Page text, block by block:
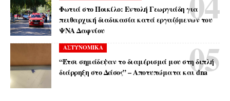
Φωτιά στο Ποικίλο: Εντολή Γεωργιάδη για
πειθαρχική διαδικασία κατά εργαζόμενων του
ΨΝΑ Δαφνίου
ΑΣΤΥΝΟΜΙΚΑ
“Έτσι σημάδεψαν το διαμέρισμά μου στη διπλή
διάρρηξη στο Δάσος” – Αποτυπώματα και dna